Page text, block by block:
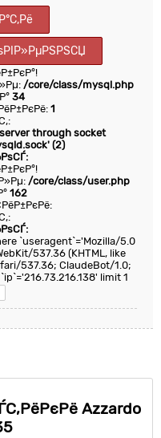
/core/class/mysql.php
34
1
through socket
(2)
/core/class/user.php
162
`useragent`='Mozilla/5.0
537.36 (KHTML, like
537.36; ClaudeBot/1.0;
limit 1
Azzardo